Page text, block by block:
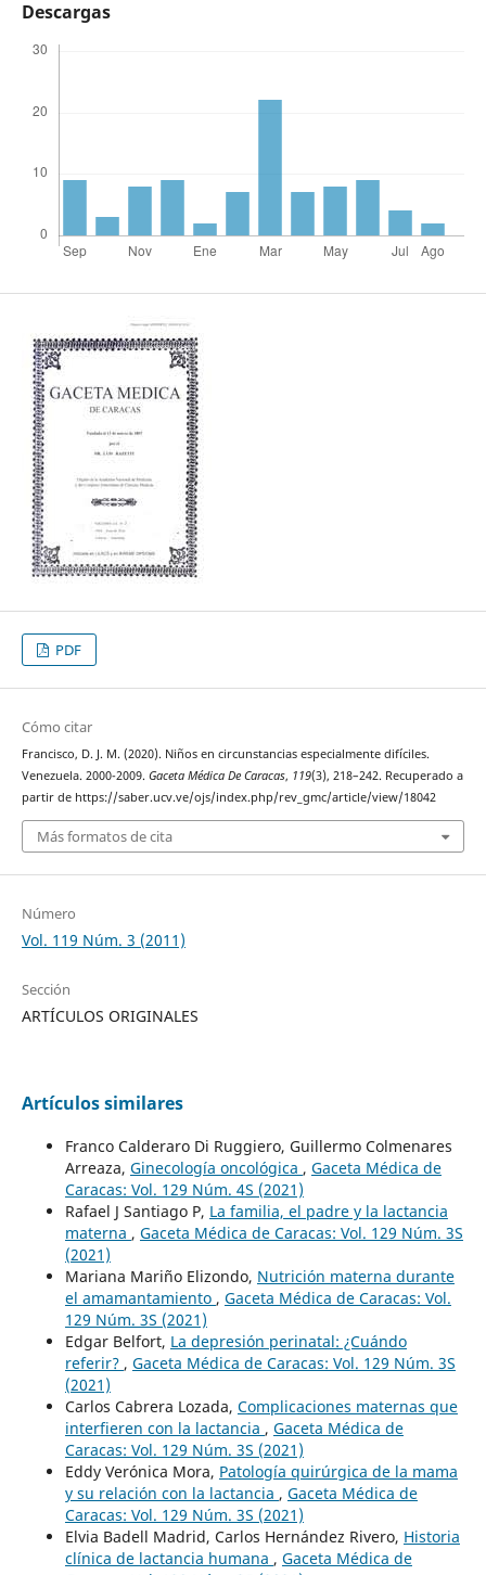
Descargas
PDF
Cómo citar
Francisco, D. J. M. (2020). Niños en circunstancias especialmente difíciles.
Venezuela. 2000-2009. Gaceta Médica De Caracas, 119(3), 218–242. Recuperado a
partir de https://saber.ucv.ve/ojs/index.php/rev_gmc/article/view/18042
Más formatos de cita
Número
Vol. 119 Núm. 3 (2011)
Sección
ARTÍCULOS ORIGINALES
Artículos similares
Franco Calderaro Di Ruggiero, Guillermo Colmenares
Arreaza, Ginecología oncológica , Gaceta Médica de
Caracas: Vol. 129 Núm. 4S (2021)
Rafael J Santiago P, La familia, el padre y la lactancia
materna , Gaceta Médica de Caracas: Vol. 129 Núm. 3S
(2021)
Mariana Mariño Elizondo, Nutrición materna durante
el amamantamiento , Gaceta Médica de Caracas: Vol.
129 Núm. 3S (2021)
Edgar Belfort, La depresión perinatal: ¿Cuándo
referir? , Gaceta Médica de Caracas: Vol. 129 Núm. 3S
(2021)
Carlos Cabrera Lozada, Complicaciones maternas que
interfieren con la lactancia , Gaceta Médica de
Caracas: Vol. 129 Núm. 3S (2021)
Eddy Verónica Mora, Patología quirúrgica de la mama
y su relación con la lactancia , Gaceta Médica de
Caracas: Vol. 129 Núm. 3S (2021)
Elvia Badell Madrid, Carlos Hernández Rivero, Historia
clínica de lactancia humana , Gaceta Médica de